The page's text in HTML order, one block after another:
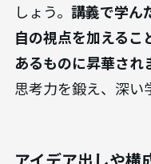
しょう。 講義で学ん
自の視点を加えるこ
あるものに昇華され
思考力を鍛え、深い
アイデア出しや構